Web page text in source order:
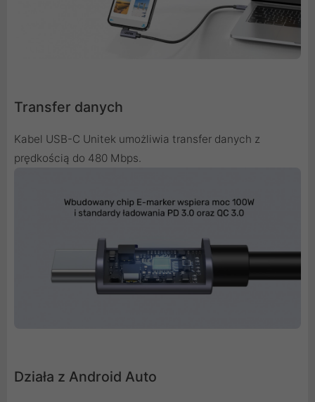
Transfer danych
Kabel USB-C Unitek umożliwia transfer danych z
prędkością do 480 Mbps.
Działa z Android Auto